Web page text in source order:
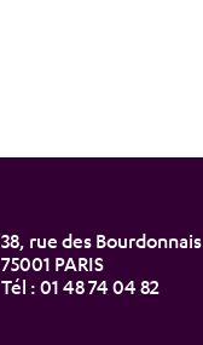
38, rue des Bourdonnais
75001 PARIS
Tél : 01 48 74 04 82